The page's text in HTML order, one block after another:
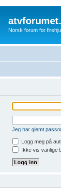
Norsk forum for
Jeg har glemt
Logg meg på
Ikke vis vanlige